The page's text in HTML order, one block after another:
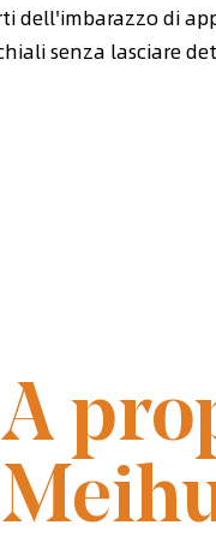
dell'imbarazzo di
senza lasciare
A